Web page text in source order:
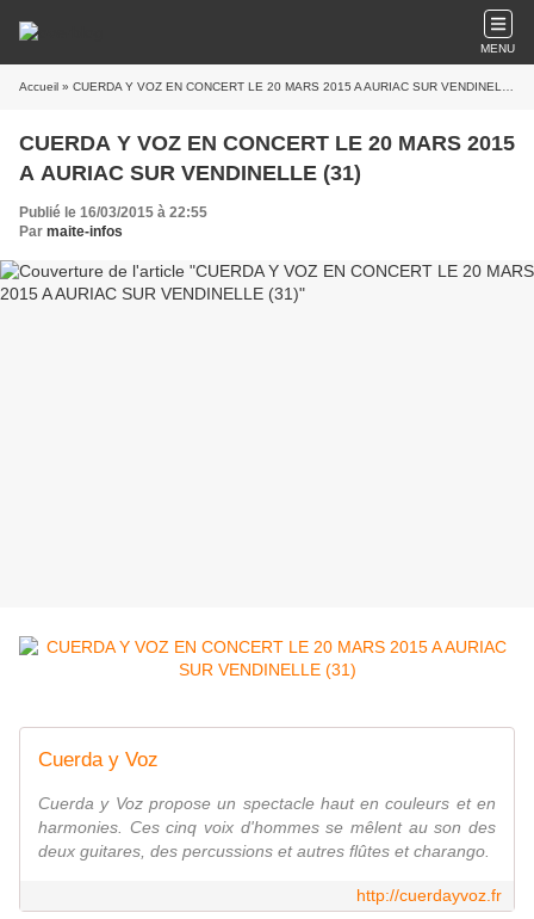
MENU
Accueil » CUERDA Y VOZ EN CONCERT LE 20 MARS 2015 A AURIAC SUR VENDINELLE (31)
CUERDA Y VOZ EN CONCERT LE 20 MARS 2015
A AURIAC SUR VENDINELLE (31)
Publié le 16/03/2015 à 22:55
Par maite-infos
Cuerda y Voz
Cuerda y Voz propose un spectacle haut en couleurs et en
harmonies. Ces cinq voix d'hommes se mêlent au son des
deux guitares, des percussions et autres flûtes et charango.
http://cuerdayvoz.fr